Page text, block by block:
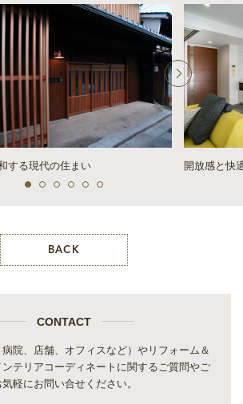
する現代の住まい 開放感と快
BACK
CONTACT
院、店舗、オフィスなど）やリフォーム＆
テリアコーディネートに関するご質問やご
軽にお問い合せください。